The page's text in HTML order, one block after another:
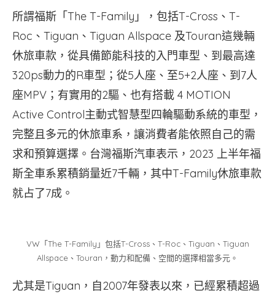
所謂福斯「The T-Family」，包括T-Cross、T-
Roc、Tiguan、Tiguan Allspace 及Touran這幾輛
休旅車款，從具備節能科技的入門車型、到最高達
320ps動力的R車型；從5人座、至5+2人座、到7人
座MPV；有實用的2驅、也有搭載 4 MOTION
Active Control主動式智慧型四輪驅動系統的車型，
完整且多元的休旅車系，讓消費者能依照自己的需
求和預算選擇。台灣福斯汽車表示，2023 上半年福
斯全車系累積銷量近7千輛，其中T-Family休旅車款
就占了7成。
VW「The T-Family」包括T-Cross、T-Roc、Tiguan、Tiguan
Allspace、Touran，動力和配備、空間的選擇相當多元。
尤其是Tiguan，自2007年發表以來，已經累積超過